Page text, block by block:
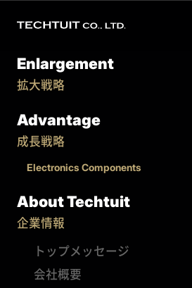
Enlargement
拡大戦略
Advantage
成長戦略
Electronics Components
About Techtuit
企業情報
トップメッセージ
会社概要